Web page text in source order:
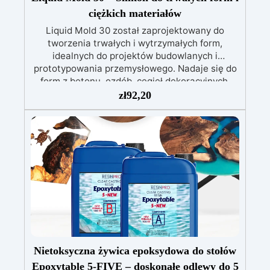
ciężkich materiałów
Liquid Mold 30 został zaprojektowany do
tworzenia trwałych i wytrzymałych form,
idealnych do projektów budowlanych i
prototypowania przemysłowego. Nadaje się do
form z betonu, ozdób, cegieł dekoracyjnych,
kamieni sztucznych, prototypów
przemysłowych, części technicznych oraz
dużych form. Kompatybilny z: betonem, gipsem,
żywicą poliuretanową, żywicą epoksydową,
cementem oraz ciężkimi materiałami.
MOCNY I WYTRZYMAŁY Twardość Shore A
30±2, idealna do podtrzymywania ciężkich
materiałów takich jak beton, żywice i gips.
WYSOKA PRECYZJA Optymalna lepkość (Część
A: 23000±2000 mPa.s) zapewniająca
równomierne rozprowadzenie materiału.
ZALECANE ZASTOSOWANIA Formy do betonu i
kamieni sztucznych. Prototypy części
zł92,20
Nietoksyczna żywica epoksydowa do stołów
Epoxytable 5-FIVE – doskonałe odlewy do 5